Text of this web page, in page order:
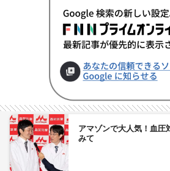
アマゾンで大人気！血圧
みて